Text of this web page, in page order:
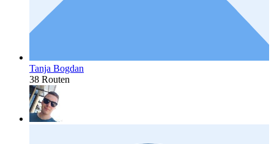
Tanja Bogdan
38 Routen